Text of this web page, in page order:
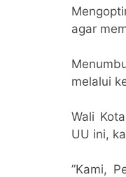
agar
melalui
Wali
UU ini,
​”Kami,